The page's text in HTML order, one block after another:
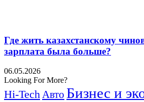
Где жить казахстанскому
зарплата была больше?
06.05.2026
Looking For More?
Hi-TechАвто Бизнес и